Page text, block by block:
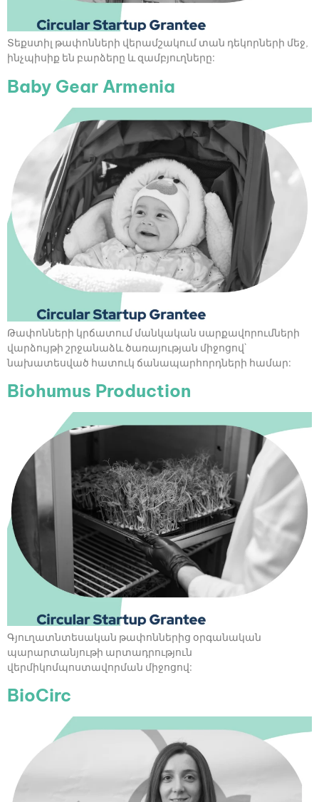
Տեքստիլ թափոնների վերամշակում տան դեկորների մեջ,
ինչպիսիք են բարձերը և զամբյուղները:
Baby Gear Armenia
Թափոնների կրճատում մանկական սարքավորումների
վարձույթի շրջանաձև ծառայության միջոցով`
նախատեսված հատուկ ճանապարհորդների համար:
Biohumus Production
Գյուղատնտեսական թափոններից օրգանական
պարարտանյութի արտադրություն
վերմիկոմպոստավորման միջոցով:
BioCirc